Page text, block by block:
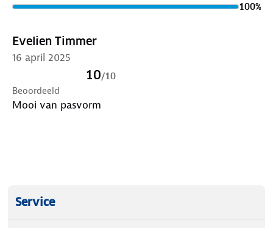
100%
Evelien Timmer
16 april 2025
10/10
Beoordeeld
Mooi van pasvorm
Service